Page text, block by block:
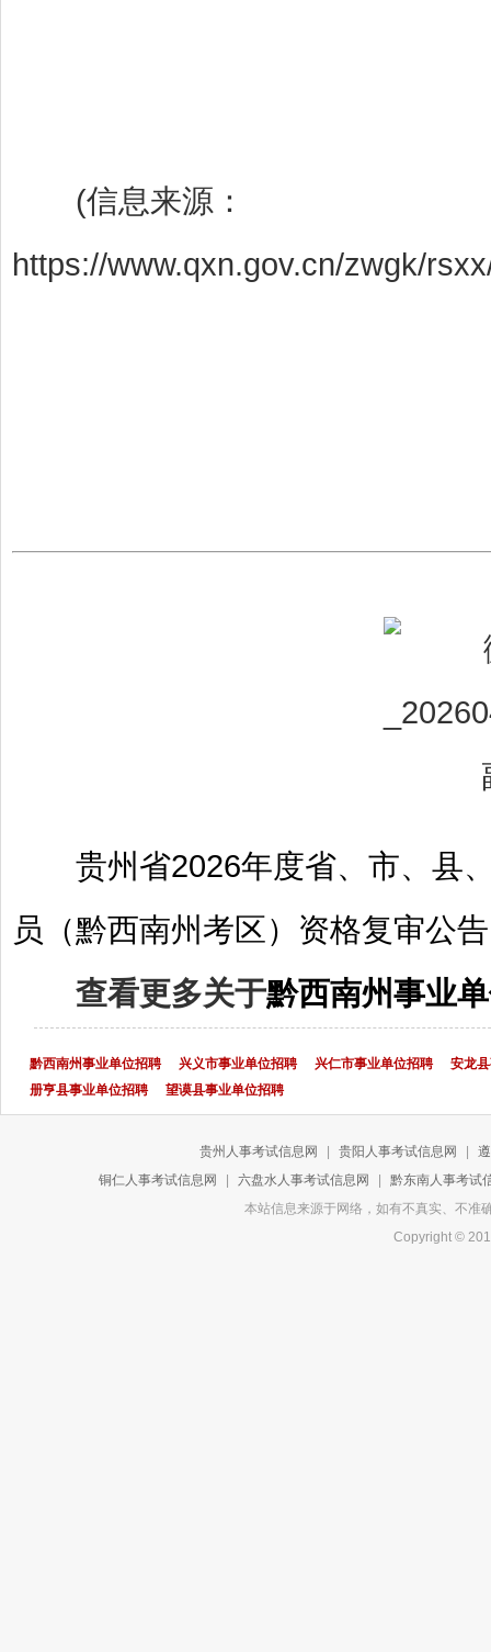
(信息来源：
https://www.qxn.gov.cn/zwgk/
贵州省2026年度省、市、县
员（黔西南州考区）资格复审公告
查看更多关于黔西南州事业
黔西南州事业单位招聘 兴义市事业单位招聘 兴仁市事业单位招聘
安龙
册亨县事业单位招聘
望谟县事业单位招聘
贵州人事考试信息网 贵阳人事考试信息网
铜仁人事考试信息网
六盘水人事考试信息网
黔东南人事考试
本站信息来源于网络，如有不真实、不
Copyright ©